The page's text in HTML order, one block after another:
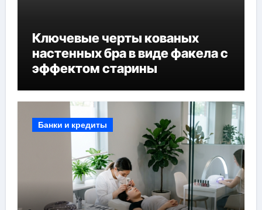
Ключевые черты кованых
настенных бра в виде факела с
эффектом старины
Банки и кредиты